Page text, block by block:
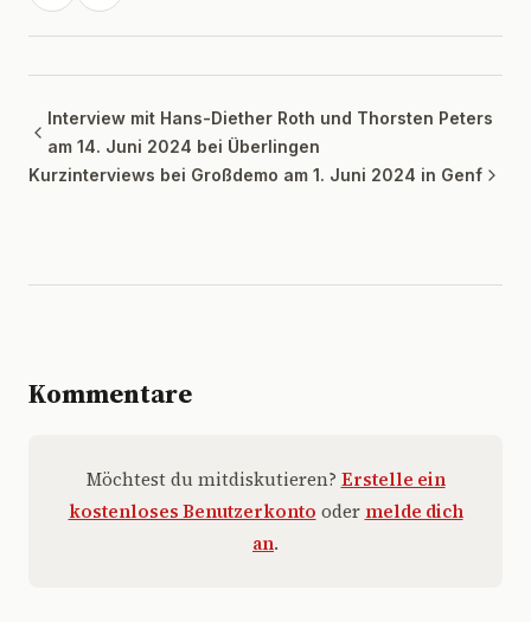
Interview mit Hans-Diether Roth und Thorsten Peters
am 14. Juni 2024 bei Überlingen
Kurzinterviews bei Großdemo am 1. Juni 2024 in Genf
Kommentare
Möchtest du mitdiskutieren? Erstelle ein
kostenloses Benutzerkonto oder melde dich
an.